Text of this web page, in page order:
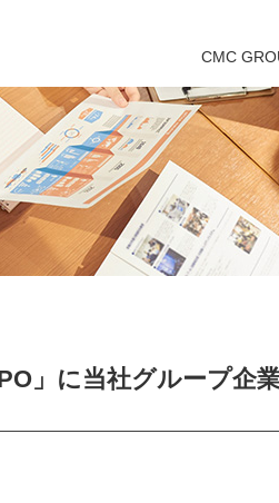
CMC
」に当社グループ